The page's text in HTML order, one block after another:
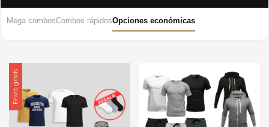
Mega combosCombos rápidosOpciones económicas
Envío gratis